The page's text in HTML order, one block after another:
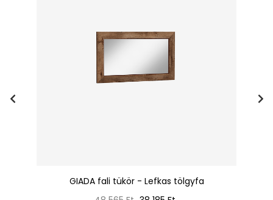
GIADA fali tükör - Lefkas tölgyfa